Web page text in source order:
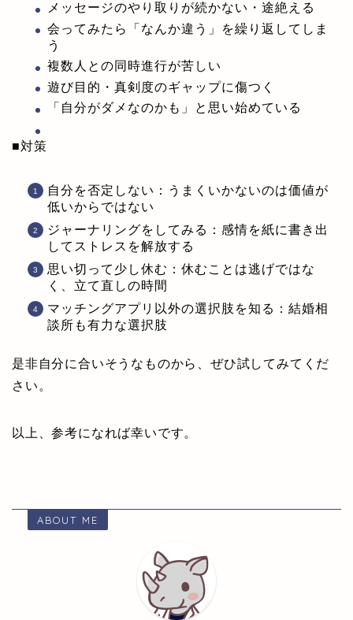
メッセージのやり取りが続かない・途絶える
会ってみたら「なんか違う」を繰り返してしま
う
複数人との同時進行が苦しい
遊び目的・真剣度のギャップに傷つく
「自分がダメなのかも」と思い始めている
■対策
自分を否定しない：うまくいかないのは価値が
低いからではない
ジャーナリングをしてみる：感情を紙に書き出
してストレスを解放する
思い切って少し休む：休むことは逃げではな
く、立て直しの時間
マッチングアプリ以外の選択肢を知る：結婚相
談所も有力な選択肢
是非自分に合いそうなものから、ぜひ試してみてくだ
さい。
以上、参考になれば幸いです。
ABOUT ME